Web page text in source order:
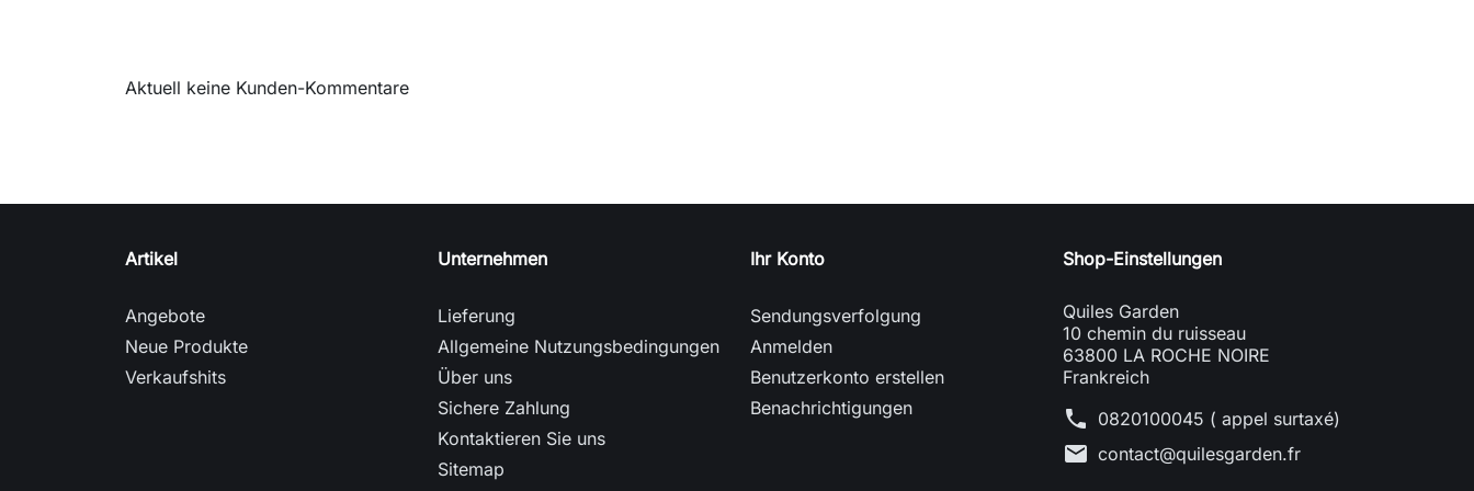
Aktuell keine Kunden-Kommentare
Artikel
Angebote
Neue Produkte
Verkaufshits
Unternehmen
Lieferung
Allgemeine Nutzungsbedingungen
Über uns
Sichere Zahlung
Kontaktieren Sie uns
Sitemap
Ihr Konto
Sendungsverfolgung
Anmelden
Benutzerkonto erstellen
Benachrichtigungen
Shop-Einstellungen
Quiles Garden
10 chemin du ruisseau
63800 LA ROCHE NOIRE
Frankreich
phone 0820100045 ( appel surtaxé)
mail contact@quilesgarden.fr